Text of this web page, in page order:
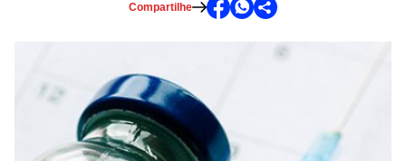
Compartilhe